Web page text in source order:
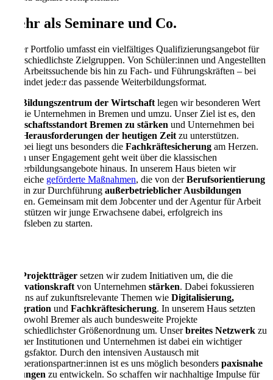
Mehr als Seminare und Co.
Unser Portfolio umfasst ein vielfältiges Qualifizierungsangebot für
unterschiedlichste Zielgruppen. Von Schüler:innen und Angestellten
über Arbeitssuchende bis hin zu Fach- und Führungskräften – bei
uns findet jede:r das passende Weiterbildungsformat.
Bildungszentrum der Wirtschaft legen wir besonderen Wert
auf die Unternehmen in Bremen und umzu. Unser Ziel ist es, den
Wirtschaftsstandort Bremen zu stärken und Unternehmen bei
Herausforderungen der heutigen Zeit zu unterstützen.
Hierbei liegt uns besonders die Fachkräftesicherung am Herzen.
Doch unser Engagement geht weit über die klassischen
Weiterbildungsangebote hinaus. In unserem Haus bieten wir
zahlreiche geförderte Maßnahmen, die von derBerufsorientierung
bis hin zur Durchführung außerbetrieblicher Ausbildungen
reichen. Gemeinsam mit dem Jobcenter und der Agentur für Arbeit
unterstützen wir junge Erwachsene dabei, erfolgreich ins
Berufsleben zu starten.
Projektträger setzen wir zudem Initiativen um, die die
Innovationskraft von Unternehmen stärken. Dabei fokussieren
wir uns auf zukunftsrelevante Themen wie Digitalisierung,
Integration und Fachkräftesicherung. In unserem Haus setzten
wir sowohl Bremer als auch bundesweite Projekte
unterschiedlichster Größenordnung um. Unserbreites Netzwerk zu
Bremer Institutionen und Unternehmen ist dabei ein wichtiger
Erfolgsfaktor. Durch den intensiven Austausch mit
Kooperationspartner:innen ist es uns möglich besonders paxisnahe
Lösungen zu entwickeln. So schaffen wir nachhaltige Impulse für